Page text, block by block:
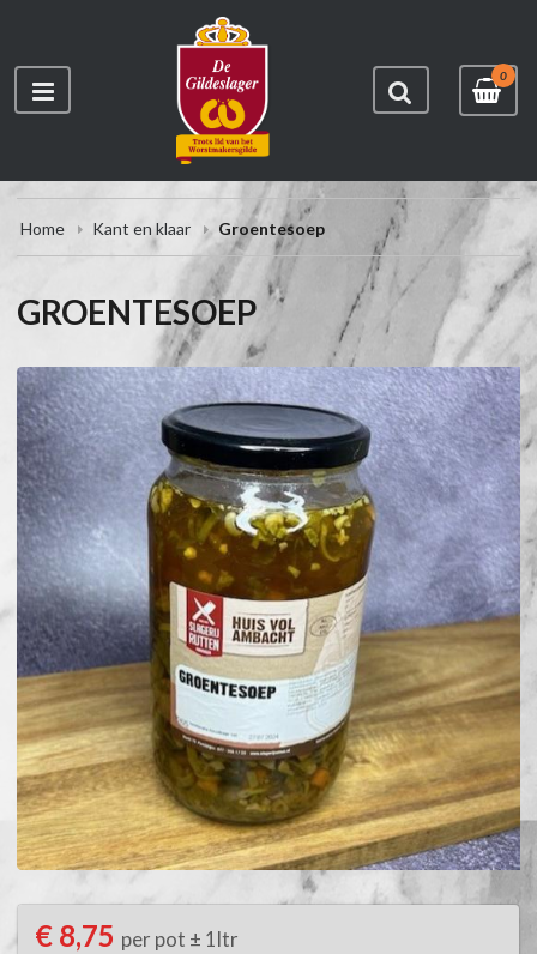
0
Home Kant en klaar Groentesoep
GROENTESOEP
€ 8,75 per pot ± 1ltr